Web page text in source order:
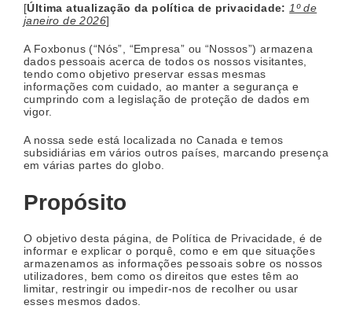
[Última atualização da política de privacidade: 1º de
janeiro de 2026]
A Foxbonus (“Nós”, “Empresa” ou “Nossos”) armazena
dados pessoais acerca de todos os nossos visitantes,
tendo como objetivo preservar essas mesmas
informações com cuidado, ao manter a segurança e
cumprindo com a legislação de proteção de dados em
vigor.
A nossa sede está localizada no Canada e temos
subsidiárias em vários outros países, marcando presença
em várias partes do globo.
Propósito
O objetivo desta página, de Política de Privacidade, é de
informar e explicar o porquê, como e em que situações
armazenamos as informações pessoais sobre os nossos
utilizadores, bem como os direitos que estes têm ao
limitar, restringir ou impedir-nos de recolher ou usar
esses mesmos dados.